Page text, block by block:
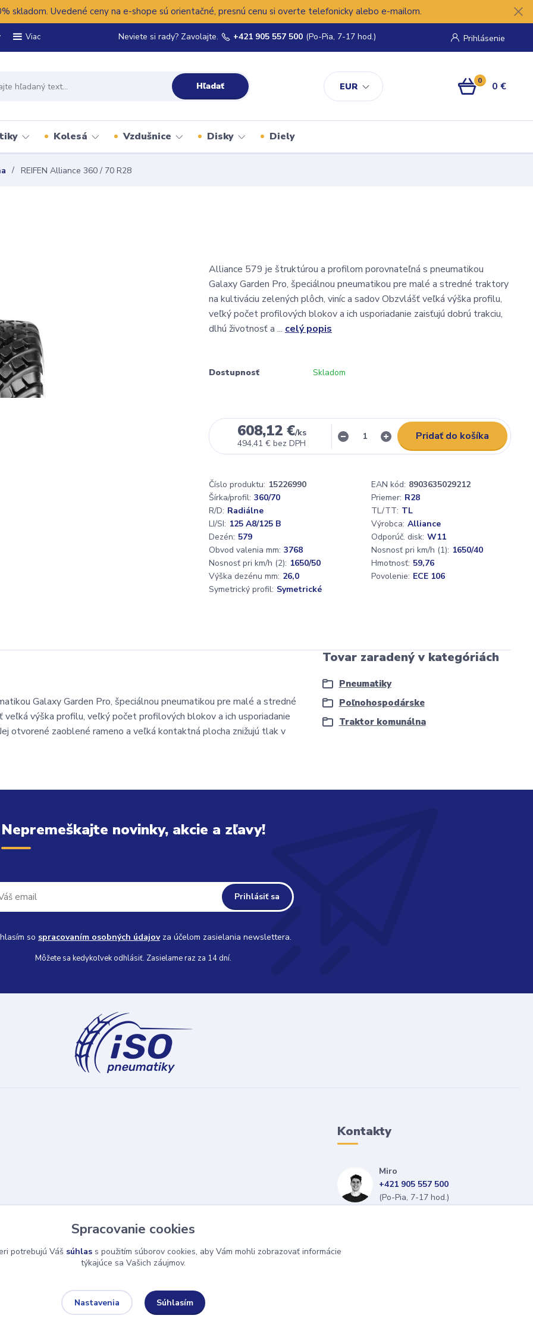
skladom. Uvedené ceny na e-shope sú orientačné, presnú cenu si overte telefonicky alebo e-mailom.
Viac
EUR
Prihlásenie
Hľadať
Neviete si rady? Zavolajte. +421 905 557 500 (Po-Pia, 7-17 hod.)
0 0 €
Kolesá Vzdušnice Disky Diely
REIFEN Alliance 360 / 70 R28
Alliance 579 je štruktúrou a profilom porovnateľná s pneumatikou
Galaxy Garden Pro, špeciálnou pneumatikou pre malé a stredné traktory
na kultiváciu zelených plôch, viníc a sadov Obzvlášť veľká výška profilu,
veľký počet profilových blokov a ich usporiadanie zaisťujú dobrú trakciu,
dlhú životnosť a ... celý popis
Dostupnosť Skladom
608,12 €/ks
494,41 € bez DPH
Pridať do košíka
Číslo produktu: 15226990 EAN kód: 8903635029212
Šírka/profil: 360/70 Priemer: R28
R/D: Radiálne TL/TT: TL
LI/SI: 125 A8/125 B Výrobca: Alliance
Dezén: 579 Odporúč. disk: W11
Obvod valenia mm: 3768 Nosnosť pri km/h (1): 1650/40
Nosnosť pri km/h (2): 1650/50 Hmotnosť: 59,76
Výška dezénu mm: 26,0 Povolenie: ECE 106
Symetrický profil: Symetrické
Galaxy Garden Pro, špeciálnou pneumatikou pre malé a stredné
výška profilu, veľký počet profilových blokov a ich usporiadanie
otvorené zaoblené rameno a veľká kontaktná plocha znižujú tlak v
Tovar zaradený v kategóriách
Pneumatiky
Poľnohospodárske
Traktor komunálna
Nepremeškajte novinky, akcie a zľavy!
Prihlásiť sa
so spracovaním osobných údajovza účelom zasielania newslettera.
Môžete sa kedykoľvek odhlásiť. Zasielame raz za 14 dní.
Kontakty
Miro
+421 905 557 500
(Po-Pia, 7-17 hod.)
Spracovanie cookies
potrebujú Váš súhlas s použitím súborov cookies, aby Vám mohli zobrazovať informácie
týkajúce sa Vašich záujmov.
Nastavenia Súhlasím